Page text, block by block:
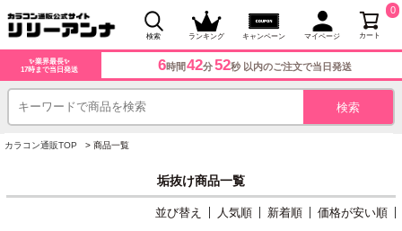
検索 ランキング キャンペーン マイページ カート
0
✨業界最長✨
17時まで当日発送
6時間 42分51秒 以内のご注文で当日発送
カラコン通販TOP 商品一覧
垢抜け商品一覧
並び替え 人気順 新着順
価格が安い順